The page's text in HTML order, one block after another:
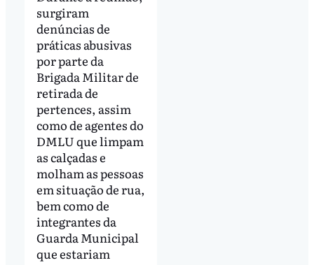
surgiram
denúncias de
práticas abusivas
por parte da
Brigada Militar de
retirada de
pertences, assim
como de agentes do
DMLU que limpam
as calçadas e
molham as pessoas
em situação de rua,
bem como de
integrantes da
Guarda Municipal
que estariam